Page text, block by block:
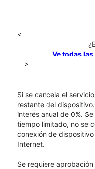
<
Ve todas
>
Si se cancela el
restante del
interés anual de 0%.
tiempo limitado, no se
conexión de
Internet.
Se requiere